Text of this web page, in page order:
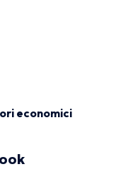
economici